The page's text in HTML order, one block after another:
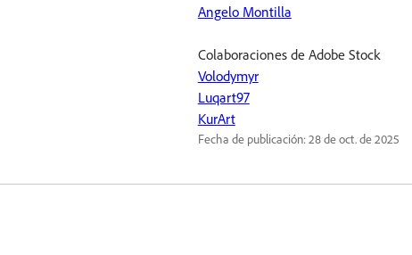
Angelo Montilla
Colaboraciones de Adobe Stock
Volodymyr
Luqart97
KurArt
Fecha de publicación:28 de oct. de 2025